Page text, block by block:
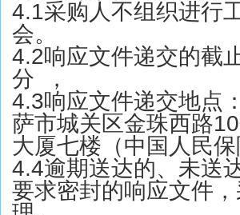
4.1采购人不组织进行
会。
4.2响应文件递交的截
分 ，
4.3响应文件递交地点
萨市城关区金珠西路
大厦七楼（中国人民保
4.4逾期送达的、未送
要求密封的响应文件